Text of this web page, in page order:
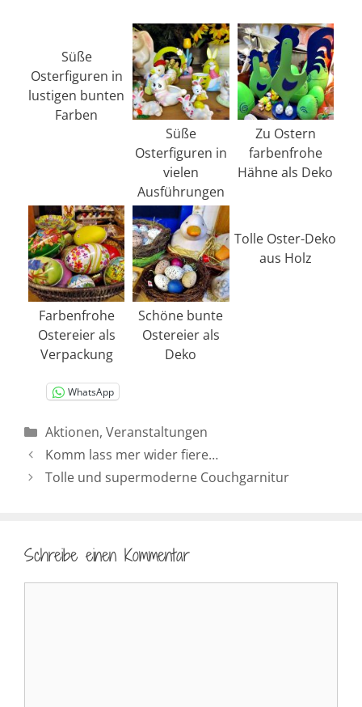
Süße
Osterfiguren in
lustigen bunten
Farben
Süße
Osterfiguren in
vielen
Ausführungen
Zu Ostern
farbenfrohe
Hähne als Deko
Farbenfrohe
Ostereier als
Verpackung
Schöne bunte
Ostereier als
Deko
Tolle Oster-Deko
aus Holz
WhatsApp
Kategorien
Aktionen, Veranstaltungen
Komm lass mer wider fiere…
Tolle und supermoderne Couchgarnitur
Schreibe einen Kommentar